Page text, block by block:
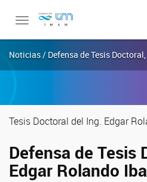
Toggle
Noticias / Defensa de Tesis
Tesis Doctoral del Ing. Edgar
Defensa de Tesis
Edgar Rolando